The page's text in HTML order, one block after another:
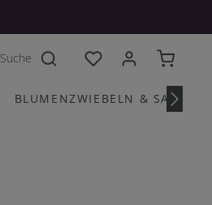
Du hast 0 Produkte
BLUMENZWIEBELN &